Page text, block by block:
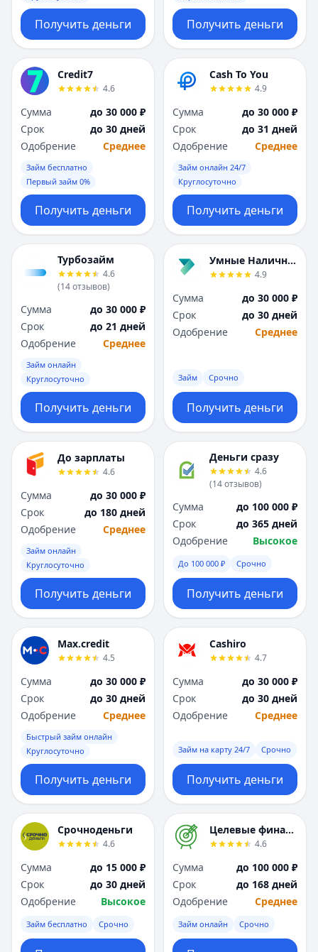
Получить деньги Получить деньги
Credit7
4.6
Сумма
до 30 000 ₽
Срок
до 30 дней
Одобрение
Среднее
Займ бесплатно
Первый займ 0%
Получить деньги
Cash To You
4.9
Сумма
до 30 000 ₽
Срок
до 31 дней
Одобрение
Среднее
Займ онлайн 24/7
Круглосуточно
Получить деньги
Турбозайм
4.6
(14отзывов)
Сумма
до 30 000 ₽
Срок
до 21 дней
Одобрение
Среднее
Займ онлайн
Круглосуточно
Получить деньги
Умные Наличные
4.9
Сумма
до 30 000 ₽
Срок
до 30 дней
Одобрение
Среднее
Займ Срочно
Получить деньги
До зарплаты
4.6
Сумма
до 30 000 ₽
Срок
до 180 дней
Одобрение
Среднее
Займ онлайн
Круглосуточно
Получить деньги
Деньги сразу
4.6
(14отзывов)
Сумма
до 100 000 ₽
Срок
до 365 дней
Одобрение
Высокое
До 100 000 ₽ Срочно
Получить деньги
Max.credit
4.5
Сумма
до 30 000 ₽
Срок
до 30 дней
Одобрение
Среднее
Быстрый займ онлайн
Круглосуточно
Получить деньги
Cashiro
4.7
Сумма
до 30 000 ₽
Срок
до 30 дней
Одобрение
Среднее
Займ на карту 24/7 Срочно
Получить деньги
Срочноденьги
4.6
Сумма
до 15 000 ₽
Срок
до 30 дней
Одобрение
Высокое
Займ бесплатно Срочно
Целевые финансы
4.6
Сумма
до 100 000 ₽
Срок
до 168 дней
Одобрение
Среднее
Займ онлайн Срочно